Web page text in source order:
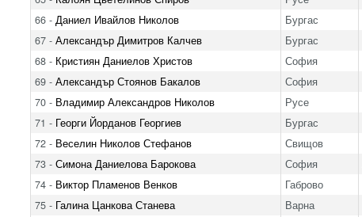
66 - Даниел Ивайлов Николов Бургас
67 - Александър Димитров Калчев Бургас
68 - Кристиян Даниелов Христов София
69 - Александър Стоянов Бакалов София
70 - Владимир Александров Николов Русе
71 - Георги Йорданов Георгиев Бургас
72 - Веселин Николов Стефанов Свищов
73 - Симона Даниелова Барокова София
74 - Виктор Пламенов Венков Габрово
75 - Галина Цанкова Станева Варна